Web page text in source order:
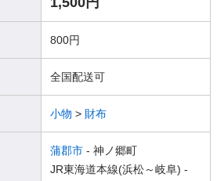
800円
全国配送可
小物 > 財布
蒲郡市 - 神ノ郷町
JR東海道本線(浜松～岐阜) -